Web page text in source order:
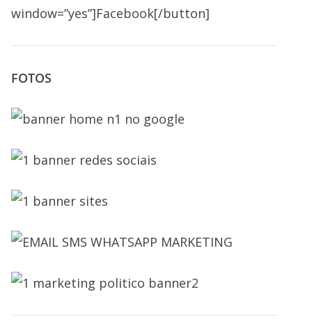
window=”yes”]Facebook[/button]
FOTOS